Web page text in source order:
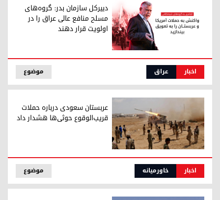
دبیرکل سازمان بدر: گروه‌های مسلح منافع عالی عراق را در
دبیرکل سازمان بدر: گروه‌های
مسلح منافع عالی عراق را در
اولویت قرار دهند
اخبار عراق موضوع
جنگجویان حوثی
عربستان سعودی درباره حملات
قریب‌الوقوع حوثی‌ها هشدار داد
اخبار خاورمیانه موضوع